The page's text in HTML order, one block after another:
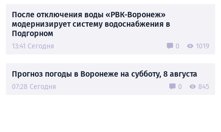
После отключения воды «РВК-Воронеж»
модернизирует систему водоснабжения в
Подгорном
13:41 Сегодня 0 1019
Прогноз погоды в Воронеже на субботу, 8 августа
07:28 Сегодня 0 845